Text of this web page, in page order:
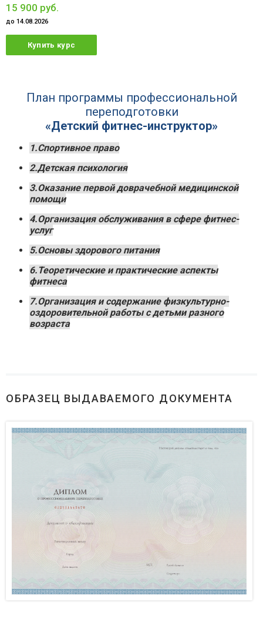
15 900 руб.
до 14.08.2026
Купить курс
План программы профессиональной
переподготовки
«Детский фитнес-инструктор»
1.Спортивное право
2.Детская психология
3.Оказание первой доврачебной медицинской
помощи
4.Организация обслуживания в сфере фитнес-
услуг
5.Основы здорового питания
6.Теоретические и практические аспекты
фитнеса
7.Организация и содержание физкультурно-
оздоровительной работы с детьми разного
возраста
ОБРАЗЕЦ ВЫДАВАЕМОГО ДОКУМЕНТА